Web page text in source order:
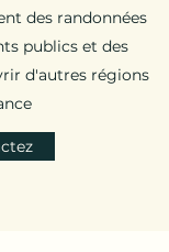
des randonnées
publics et des
d'autres régions